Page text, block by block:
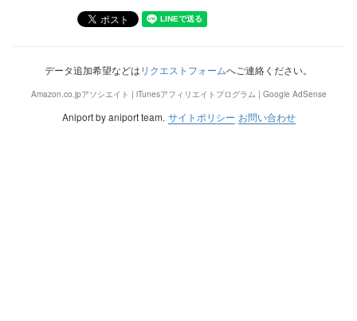
データ追加希望などはリクエストフォームへご連絡ください。
Amazon.co.jpアソシエイト | iTunesアフィリエイトプログラム | Google AdSense
Aniport by aniport team. サイトポリシー お問い合わせ